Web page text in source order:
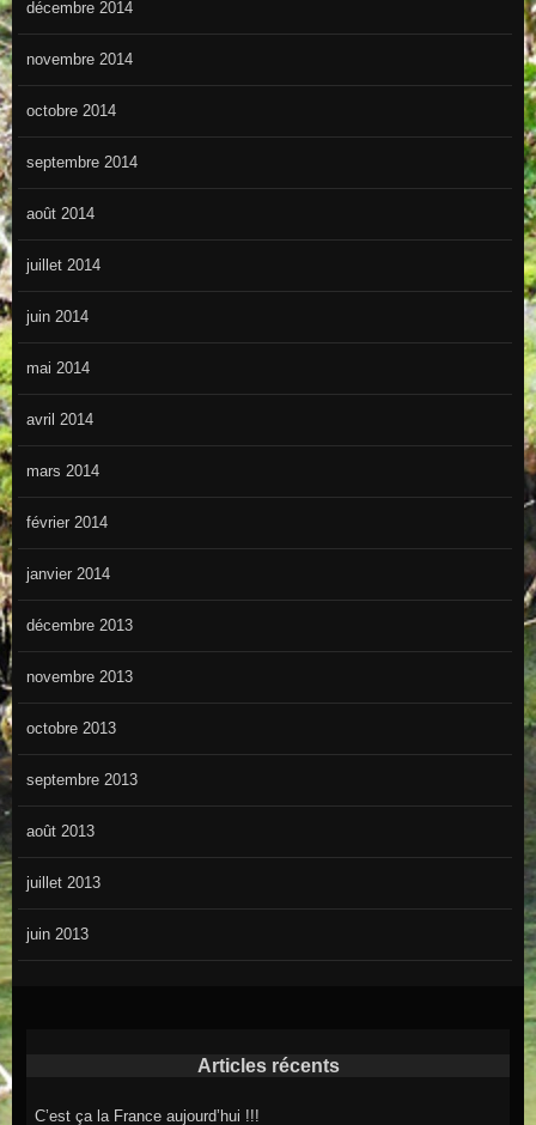
décembre 2014
novembre 2014
octobre 2014
septembre 2014
août 2014
juillet 2014
juin 2014
mai 2014
avril 2014
mars 2014
février 2014
janvier 2014
décembre 2013
novembre 2013
octobre 2013
septembre 2013
août 2013
juillet 2013
juin 2013
Articles récents
C’est ça la France aujourd’hui !!!